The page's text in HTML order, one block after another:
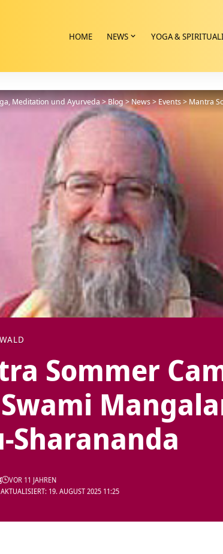
HOME NEWS YOGA &
Meditation und Ayurveda>Blog>News>Events>Mantra
Sommer
Sharananda
19. AUGUST 2025 11:25
VOR 11 JAHREN